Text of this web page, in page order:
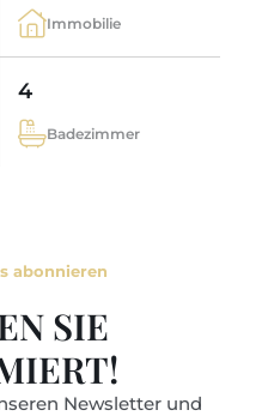
Immobilie
4
Badezimmer
abonnieren
SIE
Newsletter und